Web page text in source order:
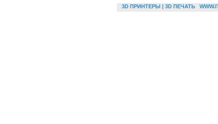
3D ПРИНТЕРЫ | 3D ПЕЧАТЬ